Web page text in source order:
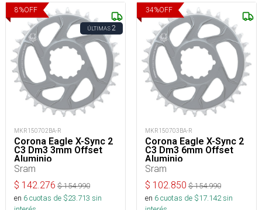
8%OFF
ÚLTIMAS2
MKR150702BA-R
Corona Eagle X-Sync 2
C3 Dm3 3mm Offset
Aluminio
Sram
$ 142.276 $154.990
en 6cuotas de $23.713 sin
34%OFF
MKR150703BA-R
Corona Eagle X-Sync 2
C3 Dm3 6mm Offset
Aluminio
Sram
$ 102.850 $154.990
en 6cuotas de $17.142sin